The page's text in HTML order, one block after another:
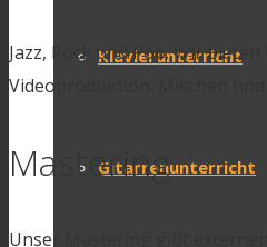
Klavierunterricht
Gitarrenunterricht
Jazz, Rock und Pop. Wir
Videoproduktion. Mischen
Mastering
Unser Mastering gibt